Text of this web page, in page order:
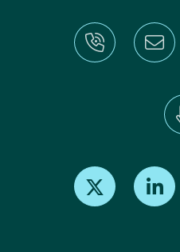
Find us on X